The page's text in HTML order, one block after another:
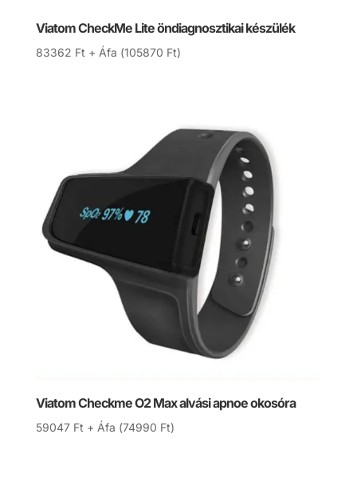
Viatom CheckMe Lite öndiagnosztikai készülék
83362 Ft + Áfa (105870 Ft)
Viatom Checkme O2 Max alvási apnoe okosóra
59047 Ft + Áfa (74990 Ft)